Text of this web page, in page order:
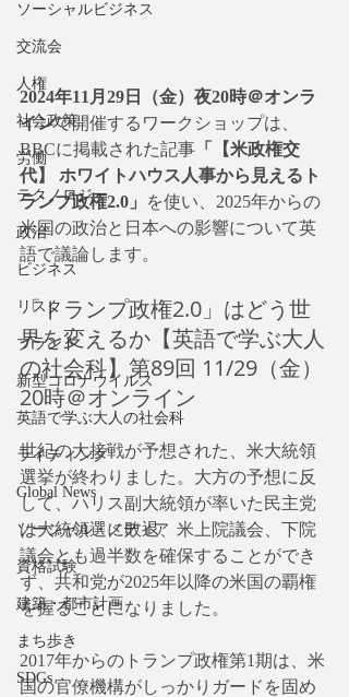
ソーシャルビジネス
交流会
人権
社会政策
労働
テクノロジー
政治
ビジネス
リスク
ブランド
新型コロナウイルス
英語で学ぶ大人の社会科
ライティング
Global News
ソーシャル・メディア
資格試験
建築・都市計画
まち歩き
SDGs
2024年11月29日（金）夜20時＠オンラ
インで開催するワークショップは、
BBCに掲載された記事 「【米政権交
代】 ホワイトハウス人事から見えるト
ランプ政権2.0」
を使い、2025年からの
米国の政治と日本への影響について英
語で議論します。
「トランプ政権2.0」はどう世
界を変えるか【英語で学ぶ大人
の社会科】第89回 11/29（金）
20時＠オンライン
世紀の大接戦が予想された、米大統領
選挙が終わりました。大方の予想に反
して、ハリス副大統領が率いた民主党
は大統領選に敗退、米上院議会、下院
議会とも過半数を確保することができ
ず、共和党が2025年以降の米国の覇権
を握ることになりました。
2017年からのトランプ政権第1期は、米
国の官僚機構がしっかりガードを固め